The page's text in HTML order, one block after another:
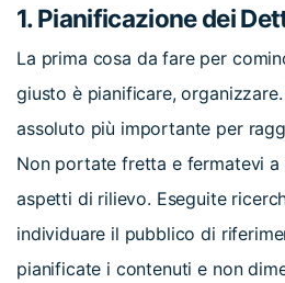
1. Pianificazione dei
La prima cosa da fare per
giusto è pianificare,
assoluto più importante per
Non portate fretta e fermatevi
aspetti di rilievo. Eseguite
individuare il pubblico di
pianificate i contenuti e non